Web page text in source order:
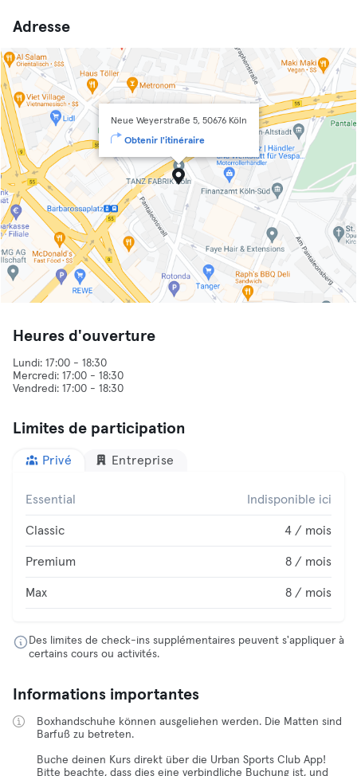
Adresse
Neue Weyerstraße 5, 50676 Köln
Obtenir l'itinéraire
Heures d'ouverture
Lundi: 17:00 - 18:30
Mercredi: 17:00 - 18:30
Limites de participation
Privé Entreprise
Essential Indisponible ici
Classic 4 / mois
Premium 8 / mois
Max 8 / mois
Des limites de check-ins supplémentaires peuvent s'appliquer à
certains cours ou activités.
Informations importantes
Boxhandschuhe können ausgeliehen werden. Die Matten sind
Barfuß zu betreten.
Buche deinen Kurs direkt über die Urban Sports Club App!
Bitte beachte, dass dies eine verbindliche Buchung ist, und